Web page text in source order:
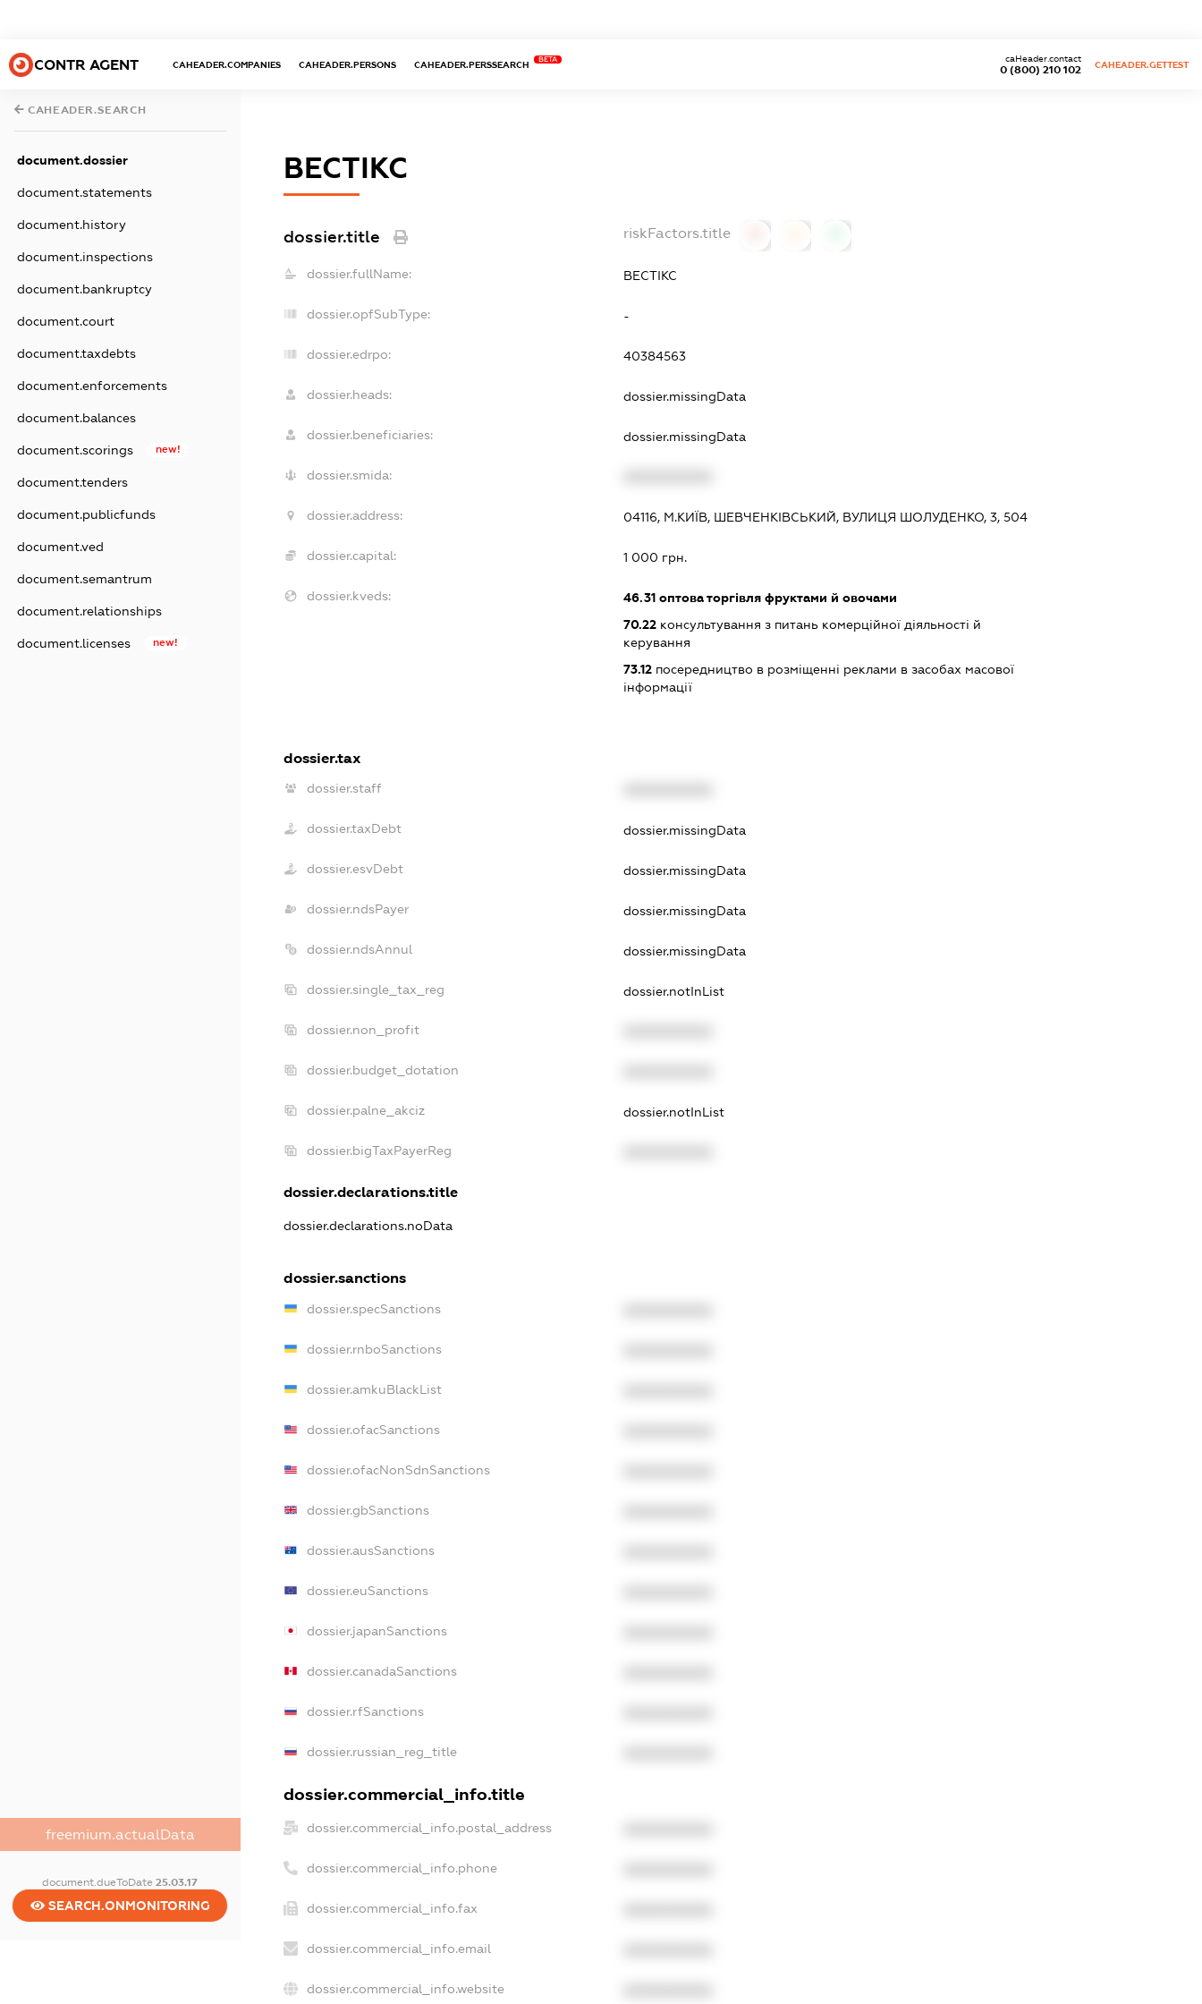
CONTR AGENT CAHEADER.COMPANIES CAHEADER.PERSONS CAHEADER.PERSSEARCH
BETA
0 (800) 210 102
caHeader.contact
CAHEADER.GETTEST
CAHEADER.SEARCH
document.dossier
document.statements
document.history
document.inspections
document.bankruptcy
document.court
document.taxdebts
document.enforcements
document.balances
document.scorings new!
document.tenders
document.publicfunds
document.ved
document.semantrum
document.relationships
document.licenses new!
freemium.actualData
document.dueToDate25.03.17
SEARCH.ONMONITORING
ВЕСТІКС
dossier.title riskFactors.title
dossier.fullName: ВЕСТІКС
dossier.opfSubType: -
dossier.edrpo: 40384563
dossier.heads: dossier.missingData
dossier.beneficiaries: dossier.missingData
dossier.smida:
dossier.address: 04116, М.КИЇВ, ШЕВЧЕНКІВСЬКИЙ, ВУЛИЦЯ ШОЛУДЕНКО, 3, 504
dossier.capital: 1 000 грн.
dossier.kveds: 46.31 оптова торгівля фруктами й овочами
70.22 консультування з питань комерційної діяльності й
керування
73.12 посередництво в розміщенні реклами в засобах масової
інформації
dossier.tax
dossier.staff
dossier.taxDebt dossier.missingData
dossier.esvDebt dossier.missingData
dossier.ndsPayer dossier.missingData
dossier.ndsAnnul dossier.missingData
dossier.single_tax_reg dossier.notInList
dossier.non_profit
dossier.budget_dotation
dossier.palne_akciz dossier.notInList
dossier.bigTaxPayerReg
dossier.declarations.title
dossier.declarations.noData
dossier.sanctions
dossier.specSanctions
dossier.rnboSanctions
dossier.amkuBlackList
dossier.ofacSanctions
dossier.ofacNonSdnSanctions
dossier.gbSanctions
dossier.ausSanctions
dossier.euSanctions
dossier.japanSanctions
dossier.canadaSanctions
dossier.rfSanctions
dossier.russian_reg_title
dossier.commercial_info.title
dossier.commercial_info.postal_address
dossier.commercial_info.phone
dossier.commercial_info.fax
dossier.commercial_info.email
dossier.commercial_info.website